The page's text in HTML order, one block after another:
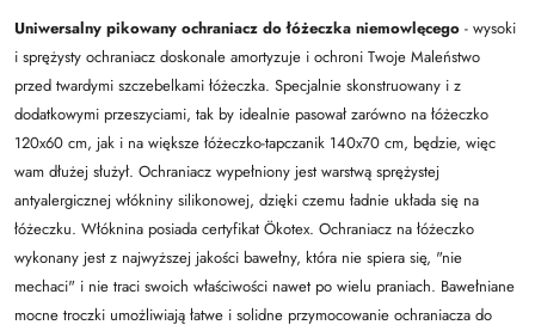
Uniwersalny pikowany ochraniacz do łóżeczka niemowlęcego - wysoki
i sprężysty ochraniacz doskonale amortyzuje i ochroni Twoje Maleństwo
przed twardymi szczebelkami łóżeczka. Specjalnie skonstruowany i z
dodatkowymi przeszyciami, tak by idealnie pasował zarówno na łóżeczko
120x60 cm, jak i na większe łóżeczko-tapczanik 140x70 cm, będzie, więc
wam dłużej służył. Ochraniacz wypełniony jest warstwą sprężystej
antyalergicznej włókniny silikonowej, dzięki czemu ładnie układa się na
łóżeczku. Włóknina posiada certyfikat Ökotex. Ochraniacz na łóżeczko
wykonany jest z najwyższej jakości bawełny, która nie spiera się, "nie
mechaci" i nie traci swoich właściwości nawet po wielu praniach. Bawełniane
mocne troczki umożliwiają łatwe i solidne przymocowanie ochraniacza do